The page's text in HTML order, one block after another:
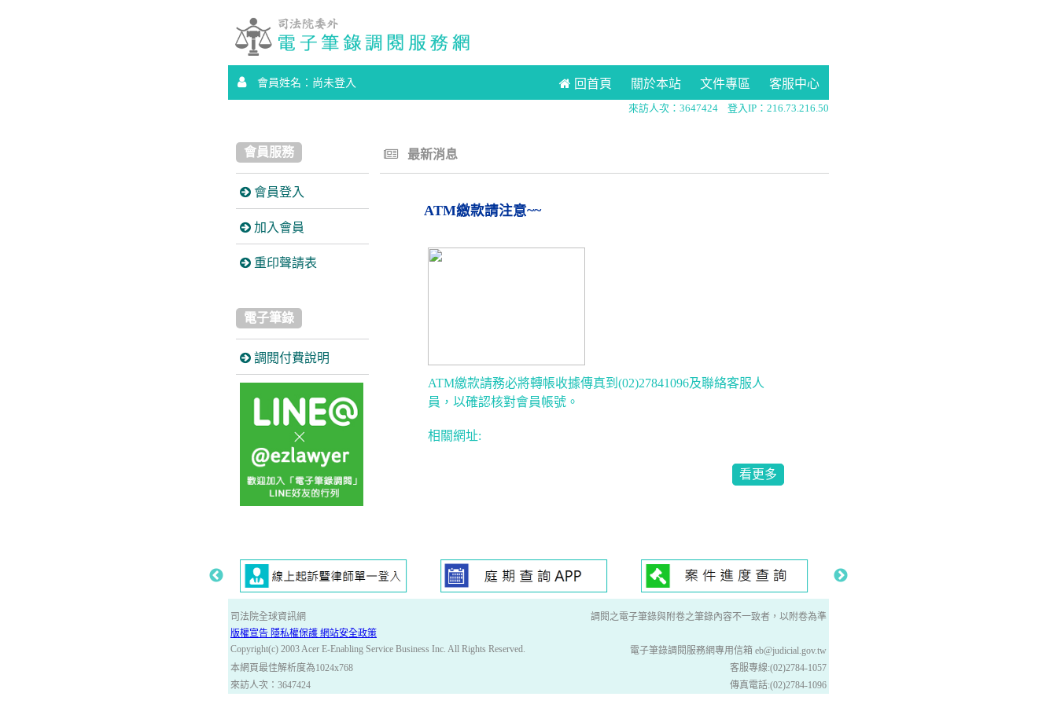
會員姓名：尚未登入 回首頁 關於本站 文件專區 客服中心
來訪人次：3647424 登入IP：216.73.216.50
會員服務
會員登入
加入會員
重印聲請表
電子筆錄
調閱付費說明
最新消息
ATM繳款請注意~~
ATM繳款請務必將轉帳收據傳真到(02)27841096及聯絡客服人
員，以確認核對會員帳號。
相關網址:
看更多
司法院全球資訊網
調閱之電子筆錄與附卷之筆錄內容不一致者，以附卷為準
版權宣告 隱私權保護 網站安全政策
Copyright(c) 2003 Acer E-Enabling Service Business Inc. All Rights Reserved.
電子筆錄調閱服務網專用信箱 eb@judicial.gov.tw
本網頁最佳解析度為1024x768
客服專線:(02)2784-1057
來訪人次：3647424
傳真電話:(02)2784-1096